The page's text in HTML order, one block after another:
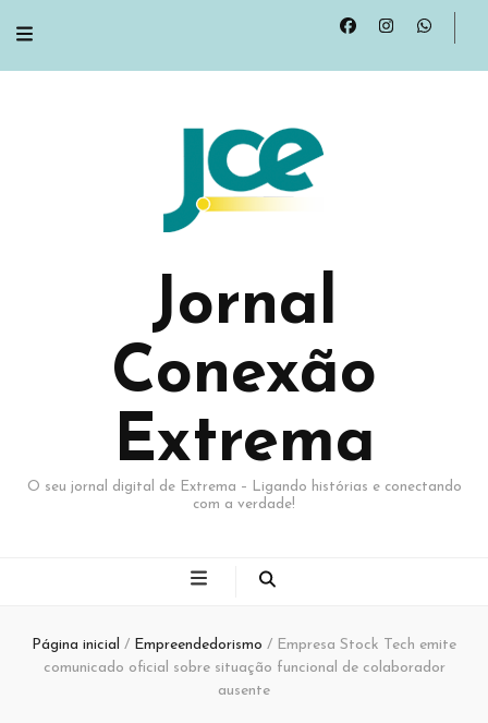
Jornal
Conexão
Extrema
O seu jornal digital de Extrema – Ligando histórias e conectando
com a verdade!
Página inicial / Empreendedorismo / Empresa Stock Tech emite
comunicado oficial sobre situação funcional de colaborador
ausente